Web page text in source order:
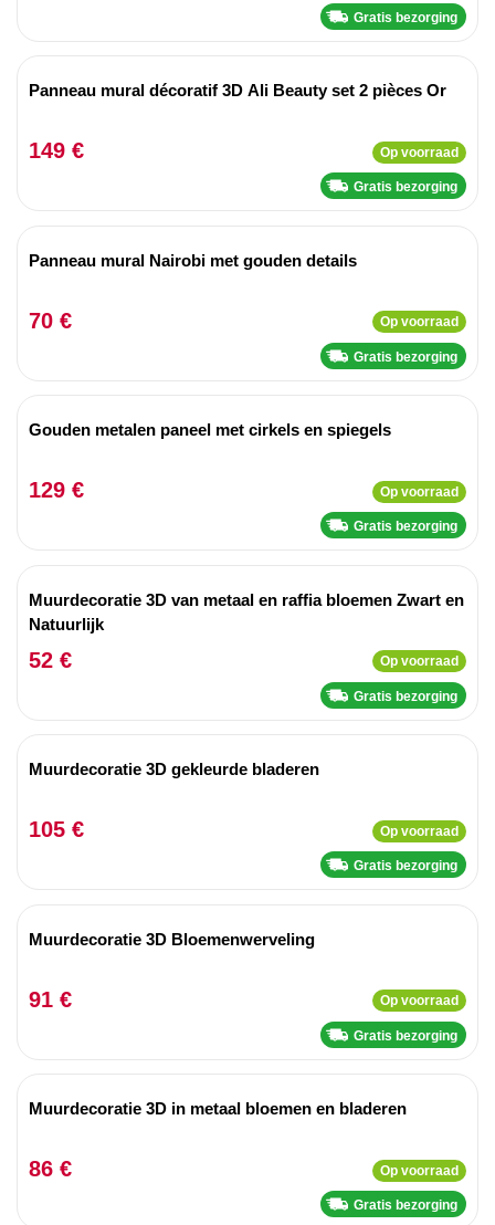
Gratis bezorging
Panneau mural décoratif 3D Ali Beauty set 2 pièces Or
149 € Op voorraad
Gratis bezorging
Panneau mural Nairobi met gouden details
70 € Op voorraad
Gratis bezorging
Gouden metalen paneel met cirkels en spiegels
129 € Op voorraad
Gratis bezorging
Muurdecoratie 3D van metaal en raffia bloemen Zwart en
Natuurlijk
52 € Op voorraad
Gratis bezorging
Muurdecoratie 3D gekleurde bladeren
105 € Op voorraad
Gratis bezorging
Muurdecoratie 3D Bloemenwerveling
91 € Op voorraad
Gratis bezorging
Muurdecoratie 3D in metaal bloemen en bladeren
86 € Op voorraad
Gratis bezorging